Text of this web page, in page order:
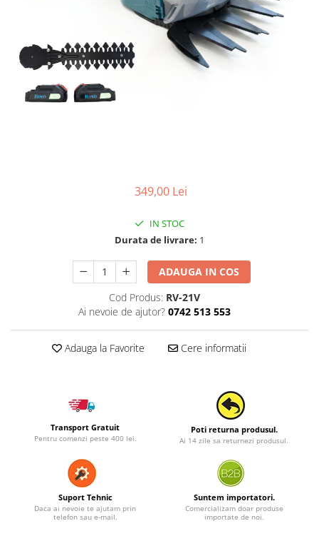
349,00 Lei
IN STOC
Durata de livrare: 1
ADAUGA IN COS
Cod Produs: RV-21V
Ai nevoie de ajutor? 0742 513 553
Adauga la Favorite Cere informatii
Transport Gratuit
Pentru comenzi peste 400 lei.
Poti returna produsul.
Ai 14 zile sa returnezi produsul.
Suport Tehnic
Daca ai nevoie te ajutam prin
telefon sau e-mail.
Suntem importatori.
Comercializam doar produse
importate de noi.